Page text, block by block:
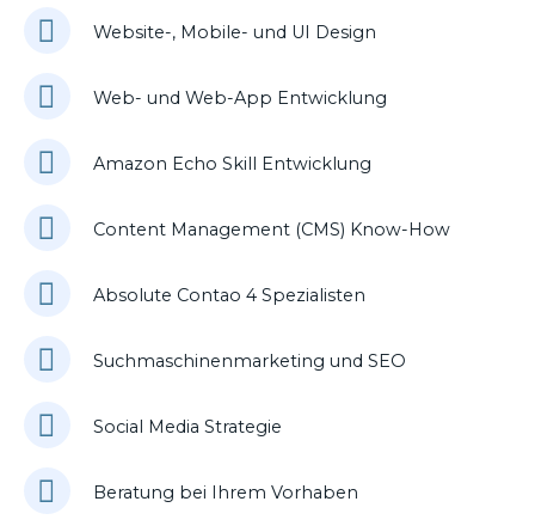
Website-, Mobile- und UI Design
Web- und Web-App Entwicklung
Amazon Echo Skill Entwicklung
Content Management (CMS) Know-How
Absolute Contao 4 Spezialisten
Suchmaschinenmarketing und SEO
Social Media Strategie
Beratung bei Ihrem Vorhaben